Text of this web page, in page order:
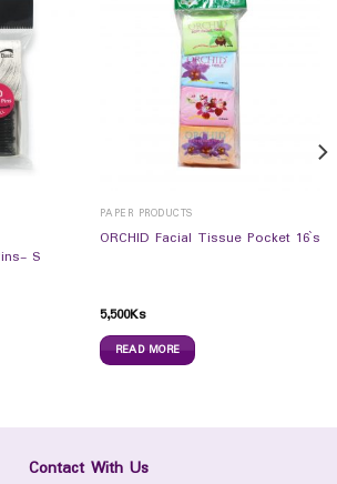
S
PAPER PRODUCTS
ORCHID Facial Tissue Pocket 16`s
5,500Ks
READ MORE
Contact With Us